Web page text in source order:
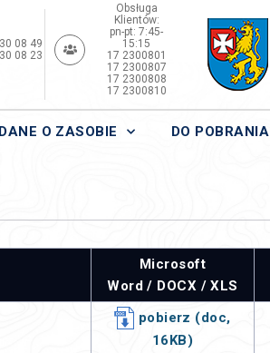
08 49
08 23
Obsługa
Klientów:
pn-pt: 7:45-
15:15
17 2300801
17 2300807
17 2300808
17 2300810
DANE O ZASOBIE DO POBRANIA
Microsoft
Word / DOCX / XLS
pobierz (doc,
16KB)